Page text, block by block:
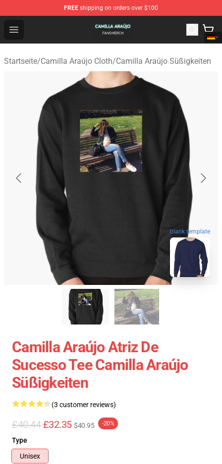
FREE shipping on orders over $100
Open menu
Camilla Araújo Shop - Official Camilla Araújo
Startseite/Camilla Araújo Cloth/Camilla Araújo Süßigkeiten
blank template
Camilla Araújo Atriz De
Sucesso Tee Camilla Araújo
Süßigkeiten
(3 customer reviews)
£40.44 £32.35 $40.95 -20%
Type
Unisex